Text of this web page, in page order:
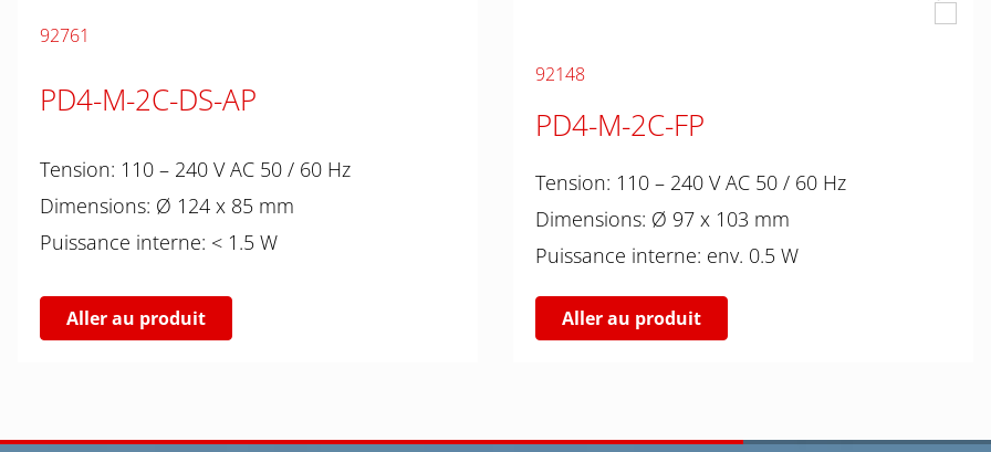
92761
PD4-M-2C-DS-AP
Tension: 110 – 240 V AC 50 / 60 Hz
Dimensions: Ø 124 x 85 mm
Puissance interne: < 1.5 W
Aller au produit
92148
PD4-M-2C-FP
Tension: 110 – 240 V AC 50 / 60 Hz
Dimensions: Ø 97 x 103 mm
Puissance interne: env. 0.5 W
Aller au produit